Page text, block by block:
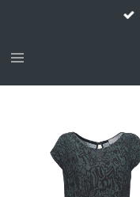
naar
hoofdinhoud